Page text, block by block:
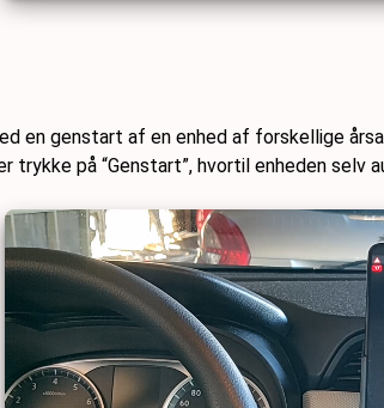
en genstart af en enhed af forskellige
trykke på “Genstart”, hvortil enheden selv